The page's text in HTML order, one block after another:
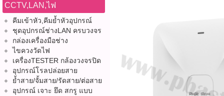
CCTV,LAN,ไฟ
คีมเข้าหัว,คีมย้ำหัวอุปกรณ์
ชุดอุปกรณ์ช่างLAN ครบวงจร
กล่องเครื่องมือช่าง
ไขควงวัดไฟ
เครื่องTESTER กล้องวงจรปิด
อุปกรณ์โรลปล่อยสาย
ย้ำสาย/จั้มสาย/รัดสาย/ต่อสาย
อุปกรณ์ เจาะ ยึด สกรู แบบ